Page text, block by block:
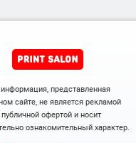
представленная
сайте, не является рекламой
офертой и носит
ознакомительный характер.